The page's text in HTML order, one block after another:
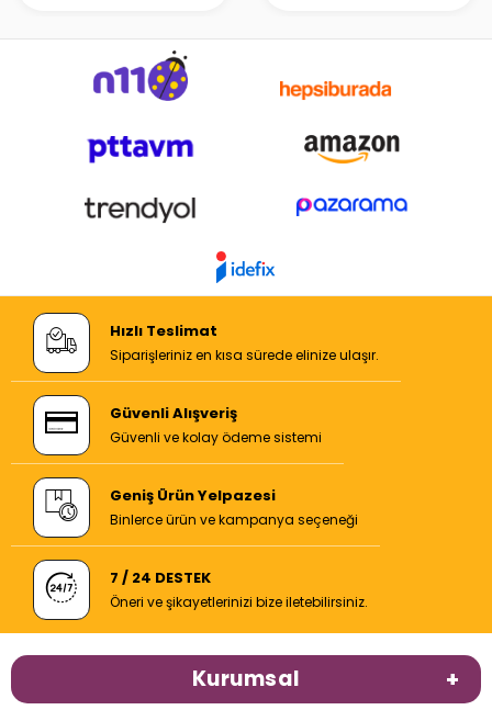
Hızlı Teslimat
Siparişleriniz en kısa sürede elinize ulaşır.
Güvenli Alışveriş
Güvenli ve kolay ödeme sistemi
Geniş Ürün Yelpazesi
Binlerce ürün ve kampanya seçeneği
7 / 24 DESTEK
Öneri ve şikayetlerinizi bize iletebilirsiniz.
Kurumsal